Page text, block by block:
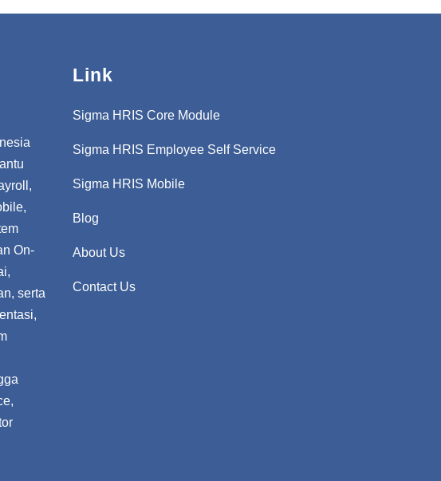
On-
serta
Link
Sigma HRIS Core Module
Sigma HRIS Employee Self Service
Sigma HRIS Mobile
Blog
About Us
Contact Us